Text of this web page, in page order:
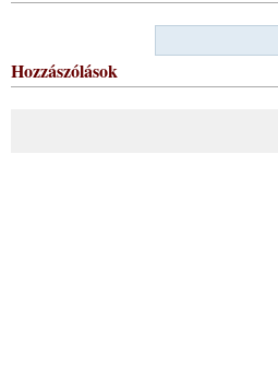
Hozzászólások